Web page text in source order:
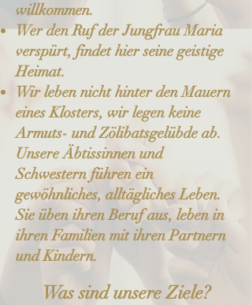
willkommen.
Wer den Ruf der Jungfrau Maria
verspürt, findet hier seine geistige
Heimat.
Wir leben nicht hinter den Mauern
eines Klosters, wir legen keine
Armuts- und Zölibatsgelübde ab.
Unsere Äbtissinnen und
Schwestern führen ein
gewöhnliches, alltägliches Leben.
Sie üben ihren Beruf aus, leben in
ihren Familien mit ihren Partnern
und Kindern.
Was sind unsere Ziele?